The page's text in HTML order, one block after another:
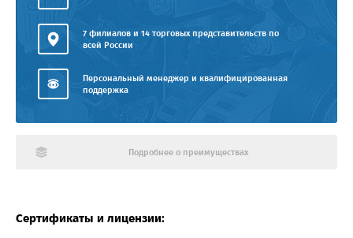
7 филиалов и 14 торговых представительств по
всей России
Персональный менеджер и квалифицированная
поддержка
Подробнее о преимуществах
Сертификаты и лицензии: